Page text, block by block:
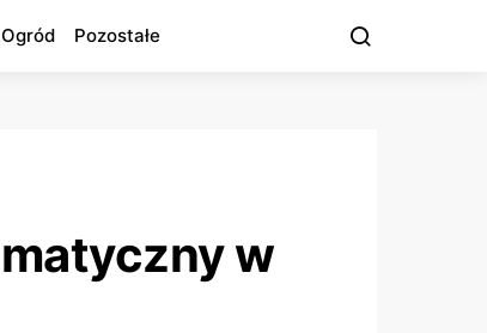
Ogród Pozostałe
w